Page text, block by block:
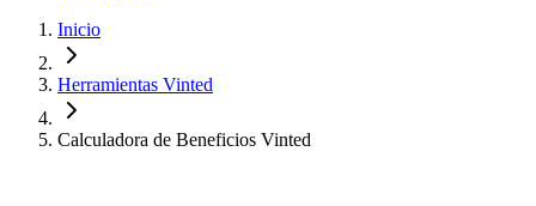
Inicio
Herramientas Vinted
Calculadora de Beneficios Vinted